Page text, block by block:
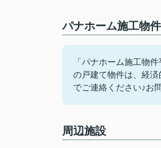
パナホーム施工物
「パナホーム施工物
の戸建て物件は、経
でご連絡ください♪お
周辺施設